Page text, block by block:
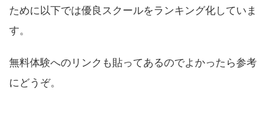
ために以下では優良スクールをランキング化していま
す。
無料体験へのリンクも貼ってあるのでよかったら参考
にどうぞ。